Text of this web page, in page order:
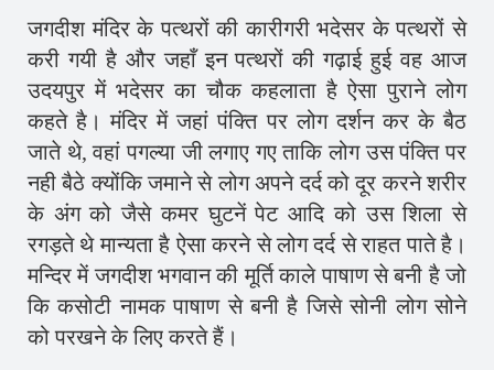
जगदीश मंदिर के पत्थरों की कारीगरी भदेसर के पत्थरों से
करी गयी है और जहाँ इन पत्थरों की गढ़ाई हुई वह आज
उदयपुर में भदेसर का चौक कहलाता है ऐसा पुराने लोग
कहते है। मंदिर में जहां पंक्ति पर लोग दर्शन कर के बैठ
जाते थे, वहां पगल्या जी लगाए गए ताकि लोग उस पंक्ति पर
नही बैठे क्योंकि जमाने से लोग अपने दर्द को दूर करने शरीर
के अंग को जैसे कमर घुटनें पेट आदि को उस शिला से
रगड़ते थे मान्यता है ऐसा करने से लोग दर्द से राहत पाते है।
मन्दिर में जगदीश भगवान की मूर्ति काले पाषाण से बनी है जो
कि कसोटी नामक पाषाण से बनी है जिसे सोनी लोग सोने
को परखने के लिए करते हैं।